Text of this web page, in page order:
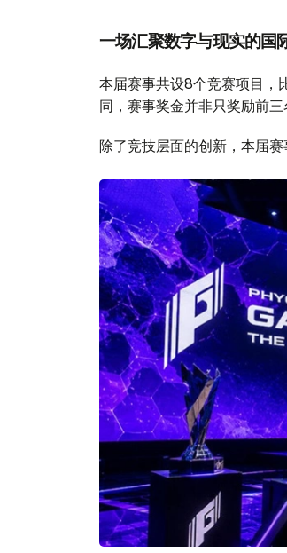
一场汇聚数字与现实的国
本届赛事共设8个竞赛项目，
同，赛事奖金并非只奖励前
除了竞技层面的创新，本届赛